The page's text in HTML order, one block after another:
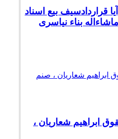
قراردادسیف بیع اسناد
بناء نیاسری
ابراهیم شعاریان ،